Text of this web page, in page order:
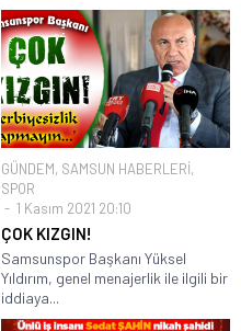
GÜNDEM, SAMSUN HABERLERİ,
SPOR
1 Kasım 2021 20:10
ÇOK KIZGIN!
Samsunspor Başkanı Yüksel
Yıldırım, genel menajerlik ile ilgili bir
iddiaya...